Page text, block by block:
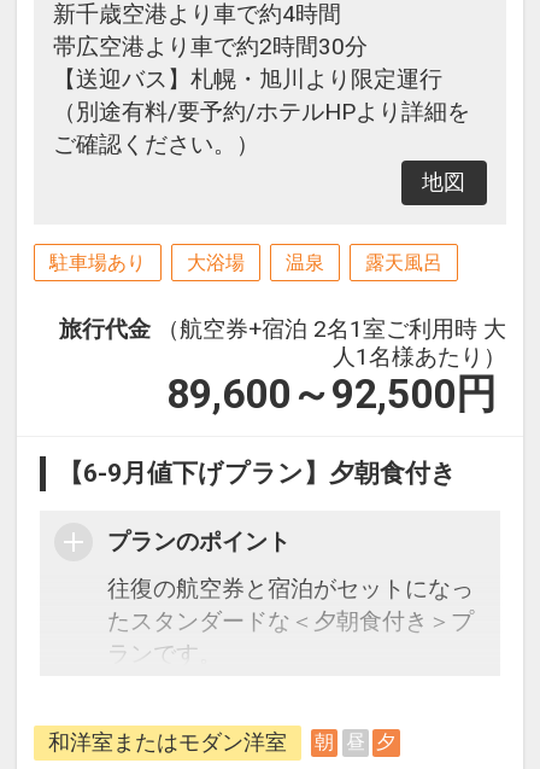
新千歳空港より車で約4時間
帯広空港より車で約2時間30分
【送迎バス】札幌・旭川より限定運行
（別途有料/要予約/ホテルHPより詳細を
ご確認ください。）
地図
駐車場あり 大浴場 温泉 露天風呂
旅行代金
（航空券+宿泊 2名1室ご利用時 大
人1名様あたり）
89,600～92,500 円
【6-9月値下げプラン】夕朝食付き
プランのポイント
往復の航空券と宿泊がセットになっ
たスタンダードな＜夕朝食付き＞プ
ランです。
できるダイナミックパッケージだか
ら、一都市滞在はもちろん周遊旅行
和洋室またはモダン洋室 朝 昼 夕